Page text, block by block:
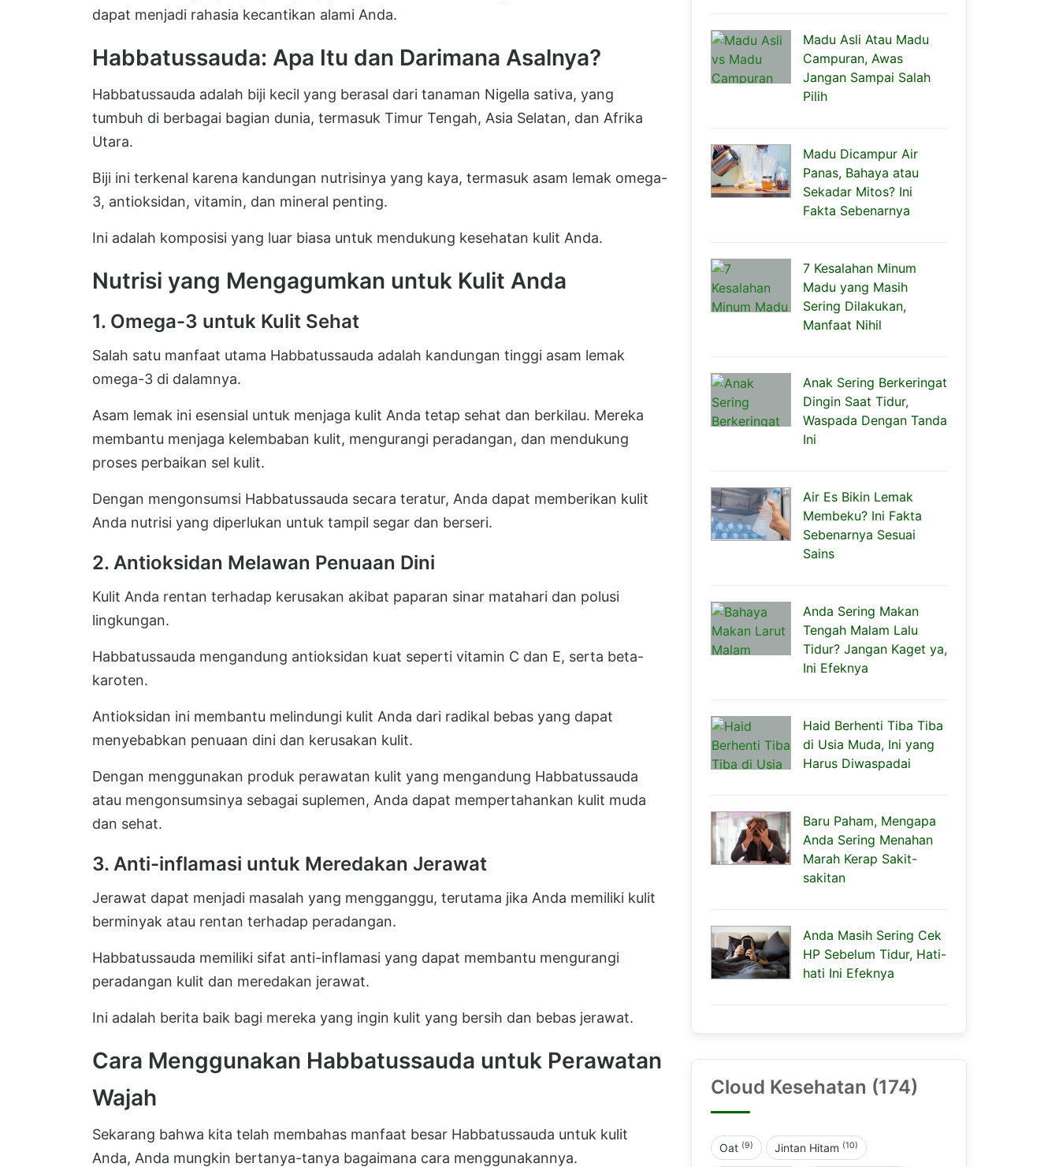
dapat menjadi rahasia kecantikan alami Anda.
Habbatussauda: Apa Itu dan Darimana Asalnya?
Habbatussauda adalah biji kecil yang berasal dari tanaman Nigella sativa, yang
tumbuh di berbagai bagian dunia, termasuk Timur Tengah, Asia Selatan, dan Afrika
Utara.
Biji ini terkenal karena kandungan nutrisinya yang kaya, termasuk asam lemak omega-
3, antioksidan, vitamin, dan mineral penting.
Ini adalah komposisi yang luar biasa untuk mendukung kesehatan kulit Anda.
Nutrisi yang Mengagumkan untuk Kulit Anda
1. Omega-3 untuk Kulit Sehat
Salah satu manfaat utama Habbatussauda adalah kandungan tinggi asam lemak
omega-3 di dalamnya.
Asam lemak ini esensial untuk menjaga kulit Anda tetap sehat dan berkilau. Mereka
membantu menjaga kelembaban kulit, mengurangi peradangan, dan mendukung
proses perbaikan sel kulit.
Dengan mengonsumsi Habbatussauda secara teratur, Anda dapat memberikan kulit
Anda nutrisi yang diperlukan untuk tampil segar dan berseri.
2. Antioksidan Melawan Penuaan Dini
Kulit Anda rentan terhadap kerusakan akibat paparan sinar matahari dan polusi
lingkungan.
Habbatussauda mengandung antioksidan kuat seperti vitamin C dan E, serta beta-
karoten.
Antioksidan ini membantu melindungi kulit Anda dari radikal bebas yang dapat
menyebabkan penuaan dini dan kerusakan kulit.
Dengan menggunakan produk perawatan kulit yang mengandung Habbatussauda
atau mengonsumsinya sebagai suplemen, Anda dapat mempertahankan kulit muda
dan sehat.
3. Anti-inflamasi untuk Meredakan Jerawat
Jerawat dapat menjadi masalah yang mengganggu, terutama jika Anda memiliki kulit
berminyak atau rentan terhadap peradangan.
Habbatussauda memiliki sifat anti-inflamasi yang dapat membantu mengurangi
peradangan kulit dan meredakan jerawat.
Ini adalah berita baik bagi mereka yang ingin kulit yang bersih dan bebas jerawat.
Cara Menggunakan Habbatussauda untuk Perawatan
Wajah
Sekarang bahwa kita telah membahas manfaat besar Habbatussauda untuk kulit
Anda, Anda mungkin bertanya-tanya bagaimana cara menggunakannya.
Madu Asli Atau Madu
Campuran, Awas
Jangan Sampai Salah
Pilih
Madu Dicampur Air
Panas, Bahaya atau
Sekadar Mitos? Ini
Fakta Sebenarnya
7 Kesalahan Minum
Madu yang Masih
Sering Dilakukan,
Manfaat Nihil
Anak Sering Berkeringat
Dingin Saat Tidur,
Waspada Dengan Tanda
Ini
Air Es Bikin Lemak
Membeku? Ini Fakta
Sebenarnya Sesuai
Sains
Anda Sering Makan
Tengah Malam Lalu
Tidur? Jangan Kaget ya,
Ini Efeknya
Haid Berhenti Tiba Tiba
di Usia Muda, Ini yang
Harus Diwaspadai
Baru Paham, Mengapa
Anda Sering Menahan
Marah Kerap Sakit-
sakitan
Anda Masih Sering Cek
HP Sebelum Tidur, Hati-
hati Ini Efeknya
Cloud Kesehatan (174)
Oat (9) Jintan Hitam (10)